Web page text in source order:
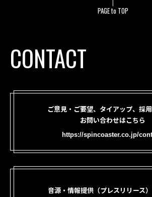
PAGE to TOP
CONTACT
ご意見・ご要望、タイアップ、採
お問い合わせはこちら
https://spincoaster.co.jp/
音源・情報提供（プレスリリース